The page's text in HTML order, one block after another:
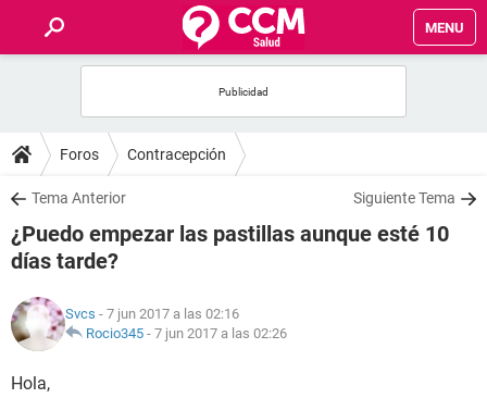
MENU
FOROS
SALUD
FAMILIA
NUTRICIÓN
Foros Contracepción
Tema Anterior Siguiente Tema
¿Puedo empezar las pastillas aunque esté 10
días tarde?
Svcs - 7 jun 2017 a las 02:16
Rocio345 - 7 jun 2017 a las 02:26
Hola,